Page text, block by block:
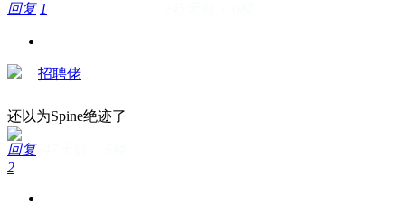
回复 1
招聘佬
还以为Spine绝迹了
247天前 · 5楼
回复
2